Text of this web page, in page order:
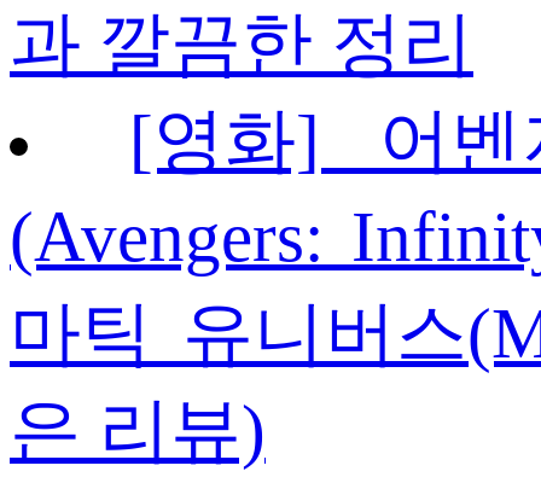
과 깔끔한 정리
[영화] 어
(Avengers:
마틱 유니버스
은 리뷰)